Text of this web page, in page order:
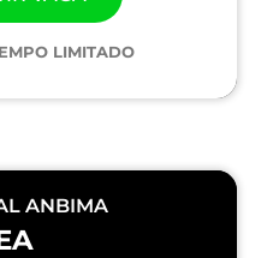
LIMITADO
ANBIMA